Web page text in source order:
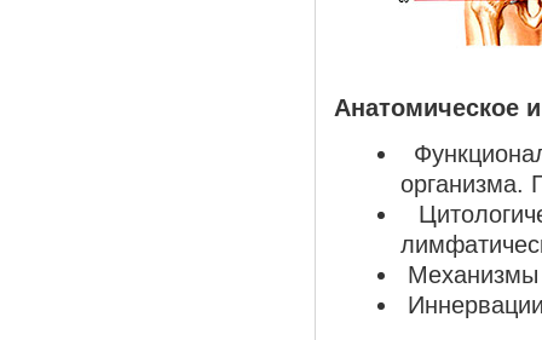
Анатомическое
организма.
Механизмы